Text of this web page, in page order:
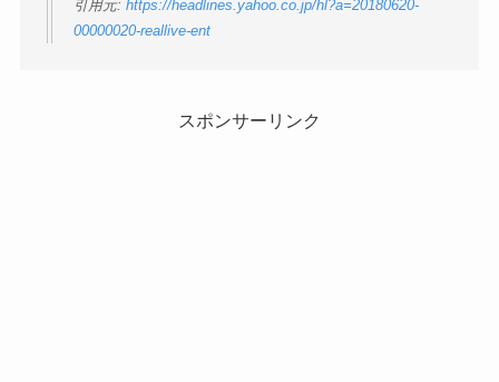
引用元: https://headlines.yahoo.co.jp/hl?a=20180620-
00000020-reallive-ent
スポンサーリンク